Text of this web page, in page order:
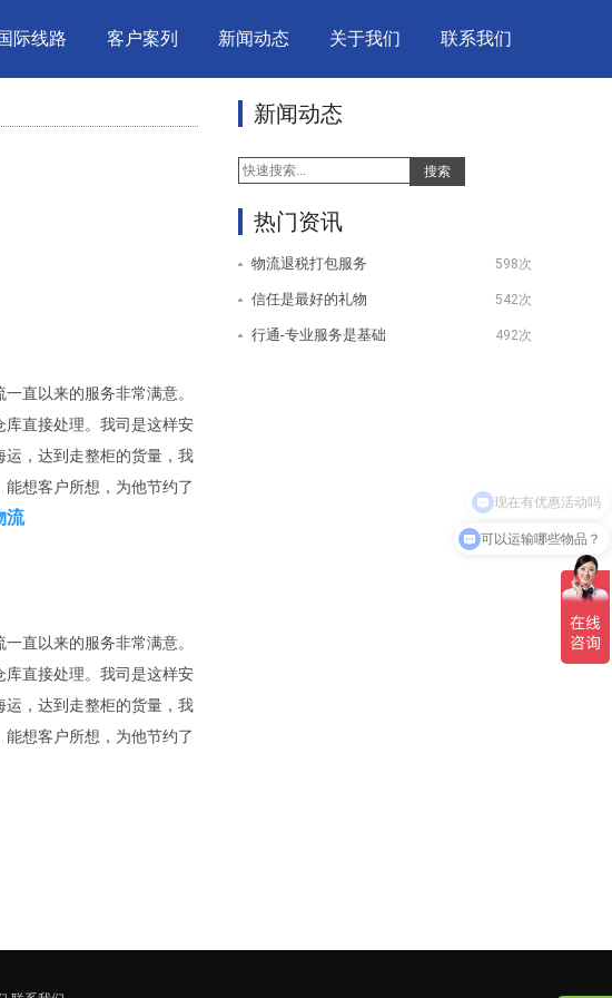
际线路 客户案列 新闻动态 关于我们 联系我们
直以来的服务非常满意。
直接处理。我司是这样安
，达到走整柜的货量，我
想客户所想，为他节约了
流
直以来的服务非常满意。
直接处理。我司是这样安
，达到走整柜的货量，我
想客户所想，为他节约了
新闻动态
搜索
热门资讯
物流退税打包服务 598次
信任是最好的礼物 542次
行通-专业服务是基础 492次
可以运输哪些物品？